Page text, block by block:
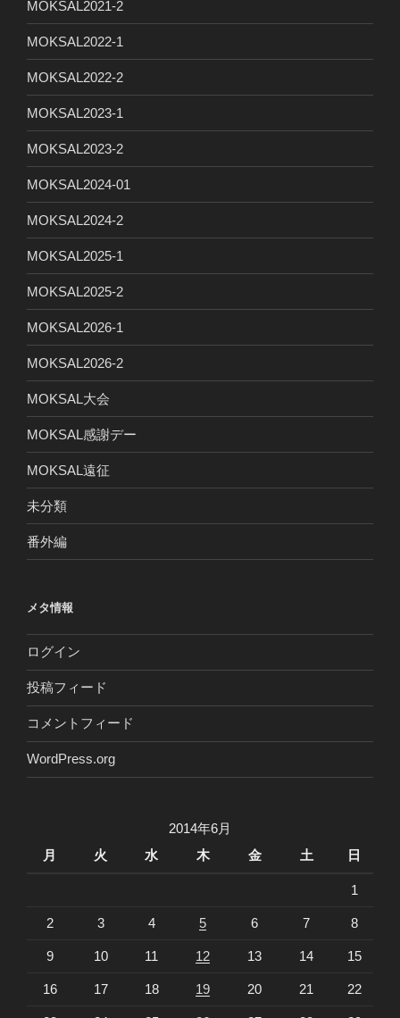
MOKSAL2021-2
MOKSAL2022-1
MOKSAL2022-2
MOKSAL2023-1
MOKSAL2023-2
MOKSAL2024-01
MOKSAL2024-2
MOKSAL2025-1
MOKSAL2025-2
MOKSAL2026-1
MOKSAL2026-2
MOKSAL大会
MOKSAL感謝デー
MOKSAL遠征
未分類
番外編
メタ情報
ログイン
投稿フィード
コメントフィード
WordPress.org
2014年6月
月
火 水 木 金 土 日
1
2 3 4 5 6 7 8
9 10 11 12 13 14 15
16 17 18 19 20 21 22